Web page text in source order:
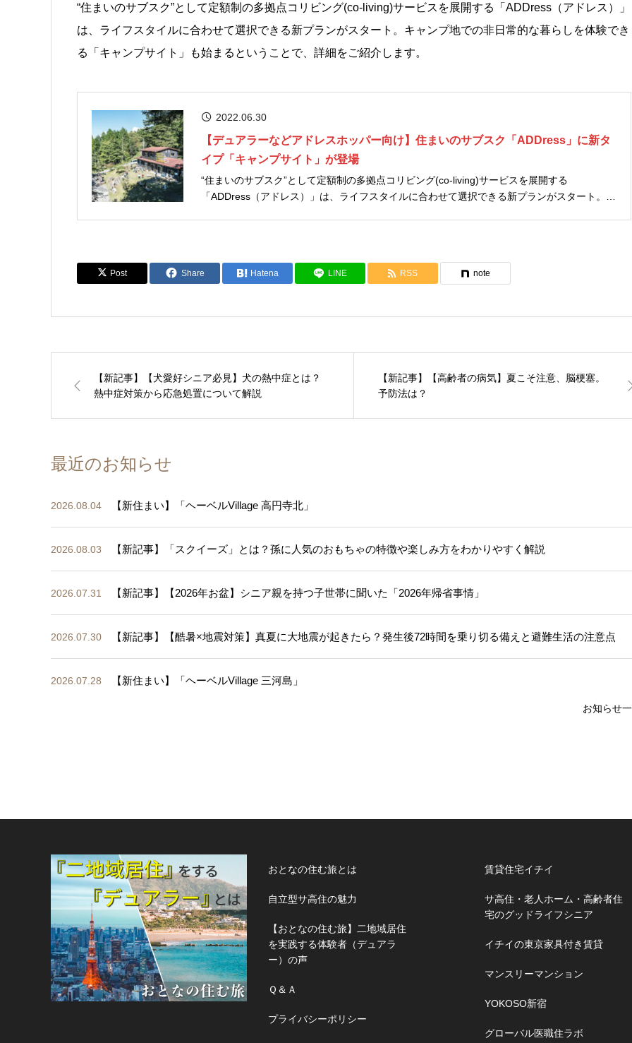
“住まいのサブスク”として定額制の多拠点コリビング(co-living)サービスを展開する「ADDress（アドレス）」
は、ライフスタイルに合わせて選択できる新プランがスタート。キャンプ地での非日常的な暮らしを体験でき
る「キャンプサイト」も始まるということで、詳細をご紹介します。
2022.06.30
【デュアラーなどアドレスホッパー向け】住まいのサブスク「ADDress」に新タ
イプ「キャンプサイト」が登場
“住まいのサブスク”として定額制の多拠点コリビング(co-living)サービスを展開する
「ADDress（アドレス）」は、ライフスタイルに合わせて選択できる新プランがスタート。キ
Post Share Hatena LINE RSS note
【新記事】【犬愛好シニア必見】犬の熱中症とは？
熱中症対策から応急処置について解説
【新記事】【高齢者の病気】夏こそ注意、脳梗塞。
予防法は？
最近のお知らせ
2026.08.04 【新住まい】「ヘーベルVillage 高円寺北」
2026.08.03 【新記事】「スクイーズ」とは？孫に人気のおもちゃの特徴や楽しみ方をわかりやすく解説
2026.07.31 【新記事】【2026年お盆】シニア親を持つ子世帯に聞いた「2026年帰省事情」
2026.07.30 【新記事】【酷暑×地震対策】真夏に大地震が起きたら？発生後72時間を乗り切る備えと避難生活の注意点
2026.07.28 【新住まい】「ヘーベルVillage 三河島」
お知らせ
おとなの住む旅とは
自立型サ高住の魅力
【おとなの住む旅】二地域居住
を実践する体験者（デュアラ
ー）の声
Ｑ＆Ａ
プライバシーポリシー
賃貸住宅イチイ
サ高住・老人ホーム・高齢者住
宅のグッドライフシニア
イチイの東京家具付き賃貸
マンスリーマンション
YOKOSO新宿
グローバル医職住ラボ